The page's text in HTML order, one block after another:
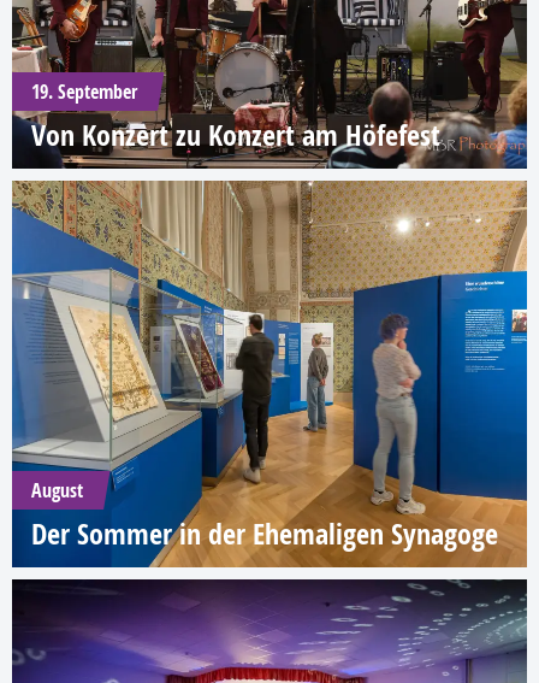
19. September
Von Konzert zu Konzert am Höfefest
August
Der Sommer in der Ehemaligen Synagoge